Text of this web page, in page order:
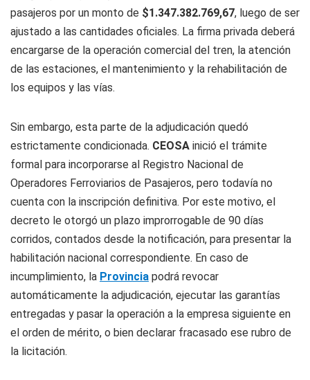
pasajeros por un monto de $1.347.382.769,67, luego de ser
ajustado a las cantidades oficiales. La firma privada deberá
encargarse de la operación comercial del tren, la atención
de las estaciones, el mantenimiento y la rehabilitación de
los equipos y las vías.
Sin embargo, esta parte de la adjudicación quedó
estrictamente condicionada. CEOSA inició el trámite
formal para incorporarse al Registro Nacional de
Operadores Ferroviarios de Pasajeros, pero todavía no
cuenta con la inscripción definitiva. Por este motivo, el
decreto le otorgó un plazo improrrogable de 90 días
corridos, contados desde la notificación, para presentar la
habilitación nacional correspondiente. En caso de
incumplimiento, la Provincia podrá revocar
automáticamente la adjudicación, ejecutar las garantías
entregadas y pasar la operación a la empresa siguiente en
el orden de mérito, o bien declarar fracasado ese rubro de
la licitación.